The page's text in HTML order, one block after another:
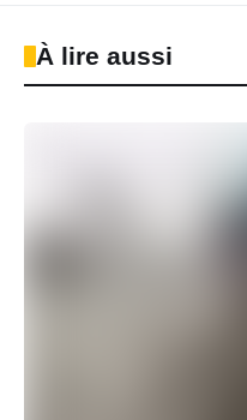
À lire aussi